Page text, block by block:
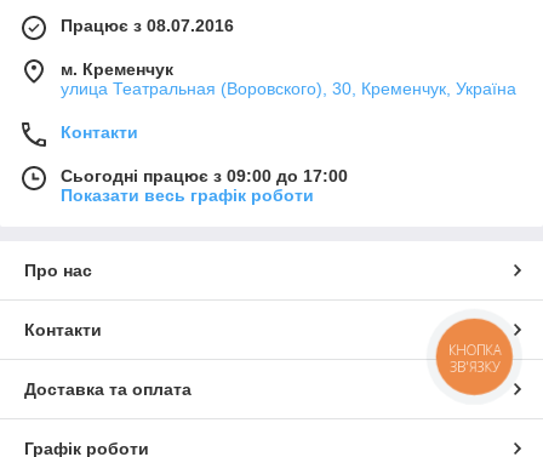
Працює з 08.07.2016
м. Кременчук
улица Театральная (Воровского), 30, Кременчук, Україна
Контакти
Сьогодні працює з 09:00 до 17:00
Показати весь графік роботи
Про нас
Контакти
Доставка та оплата
Графік роботи
КНОПКА
ЗВ'ЯЗКУ